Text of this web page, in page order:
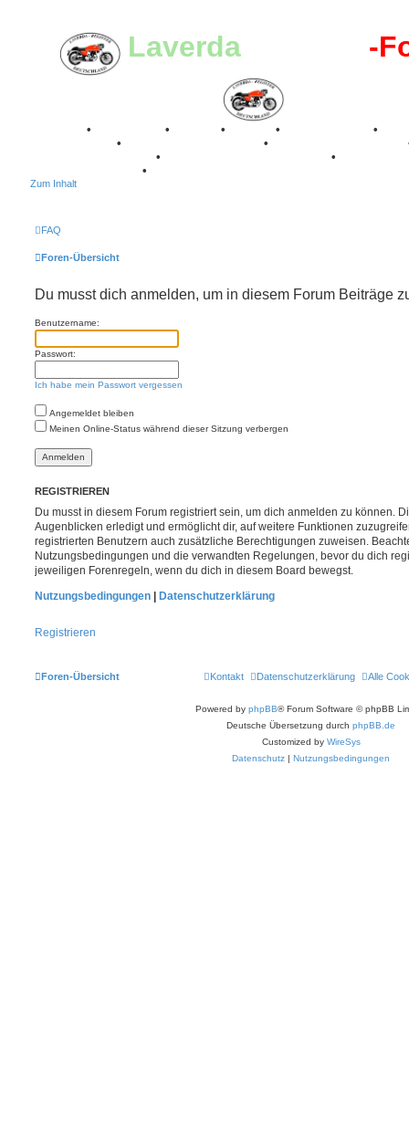
Laverda-Register -
• • • •
•
• •
• •
•
Zum Inhalt
FAQ
Foren-Übersicht
Du musst dich anmelden, um in diesem Forum Beiträge
Benutzername:
Passwort:
Ich habe mein Passwort vergessen
Angemeldet bleiben
Meinen Online-Status während dieser Sitzung verbergen
REGISTRIEREN
Du musst in diesem Forum registriert sein, um dich anmelden zu können.
Augenblicken erledigt und ermöglicht dir, auf weitere Funktionen
registrierten Benutzern auch zusätzliche Berechtigungen zuweisen.
Nutzungsbedingungen und die verwandten Regelungen, bevor du dich
jeweiligen Forenregeln, wenn du dich in diesem Board bewegst.
Nutzungsbedingungen
Datenschutzerklärung
Registrieren
Foren-Übersicht Alle
Datenschutzerklärung
Kontakt
Powered by phpBB® Forum Software © phpBB
Deutsche Übersetzung durch phpBB.de
Customized by WireSys
Datenschutz
Nutzungsbedingungen